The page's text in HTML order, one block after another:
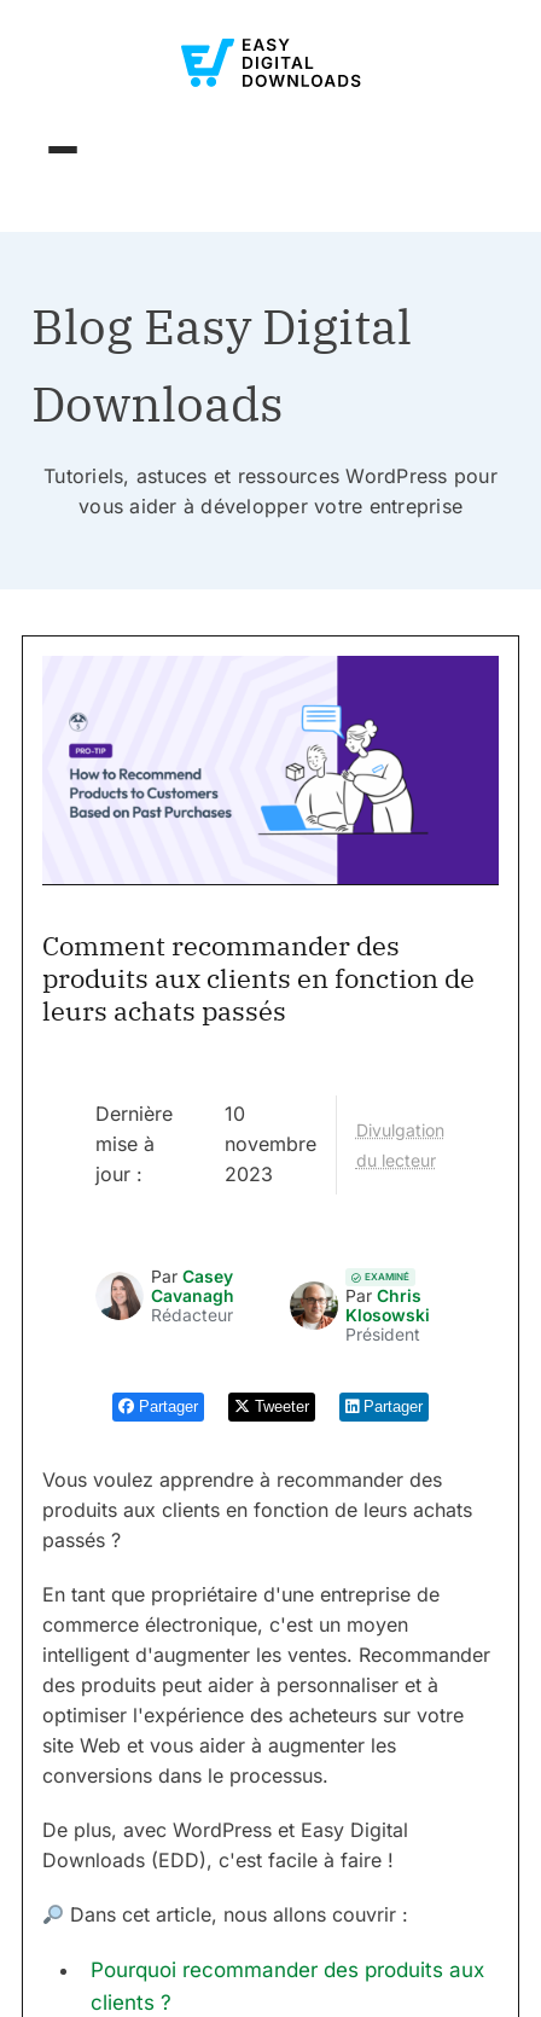
Blog Easy Digital
Downloads
Tutoriels, astuces et ressources WordPress pour
vous aider à développer votre entreprise
Comment recommander des
produits aux clients en fonction de
leurs achats passés
Dernière
mise à
jour :
10
novembre
2023
Divulgation
du lecteur
Par Casey
Cavanagh
Rédacteur
EXAMINÉ
Par Chris
Klosowski
Président
Partager Tweeter Partager
Vous voulez apprendre à recommander des
produits aux clients en fonction de leurs achats
passés ?
En tant que propriétaire d'une entreprise de
commerce électronique, c'est un moyen
intelligent d'augmenter les ventes. Recommander
des produits peut aider à personnaliser et à
optimiser l'expérience des acheteurs sur votre
site Web et vous aider à augmenter les
conversions dans le processus.
De plus, avec WordPress et Easy Digital
Downloads (EDD), c'est facile à faire !
Dans cet article, nous allons couvrir :
Pourquoi recommander des produits aux
clients ?